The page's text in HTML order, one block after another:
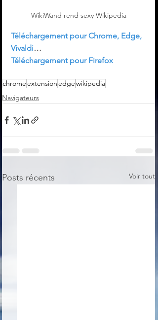
WikiWand rend sexy Wikipedia
Téléchargement pour Chrome, Edge,
Vivaldi…
Téléchargement pour Firefox
chromeextensionedgewikipedia
Navigateurs
Posts récents Voir tout